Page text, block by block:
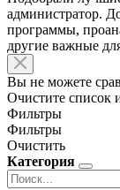
администратор.
программы,
другие важные
Вы не можете
Очистите список
Фильтры
Фильтры
Очистить
Категория